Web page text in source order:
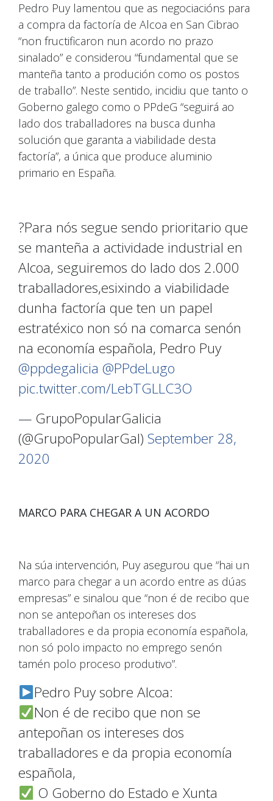
Pedro Puy lamentou que as negociacións para
a compra da factoría de Alcoa en San Cibrao
“non fructificaron nun acordo no prazo
sinalado” e considerou “fundamental que se
manteña tanto a produción como os postos
de traballo”. Neste sentido, incidiu que tanto o
Goberno galego como o PPdeG “seguirá ao
lado dos traballadores na busca dunha
solución que garanta a viabilidade desta
factoría”, a única que produce aluminio
primario en España.
?️Para nós segue sendo prioritario que
se manteña a actividade industrial en
Alcoa, seguiremos do lado dos 2.000
traballadores,esixindo a viabilidade
dunha factoría que ten un papel
estratéxico non só na comarca senón
na economía española, Pedro Puy
@ppdegalicia @PPdeLugo
pic.twitter.com/LebTGLLC3O
— GrupoPopularGalicia
(@GrupoPopularGal) September 28,
2020
MARCO PARA CHEGAR A UN ACORDO
Na súa intervención, Puy asegurou que “hai un
marco para chegar a un acordo entre as dúas
empresas” e sinalou que “non é de recibo que
non se antepoñan os intereses dos
traballadores e da propia economía española,
non só polo impacto no emprego senón
tamén polo proceso produtivo”.
Pedro Puy sobre Alcoa:
Non é de recibo que non se
antepoñan os intereses dos
traballadores e da propia economía
española,
O Goberno do Estado e Xunta